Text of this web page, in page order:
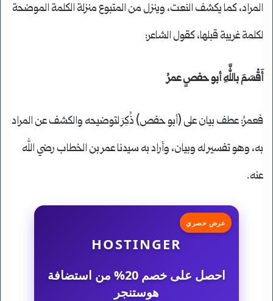
المراد، كما يكشف النعت، وينزل من المتبوع منزلة الكلمة الموضحة
لكلمة غريبة قبلها، كقول الشاعر:
أَقْسَمَ باللَّهِ أبو حفصٍ عمرُ
فعمرُ: عطف بيان على (أبو حفص) ذُكِرَ لتوضيحه والكشف عن المراد
به، وهو تفسير له وبيان، وأراد به سيدنا عمر بن الخطاب رضي الله
عنه.
عرض حصري
HOSTINGER
احصل على خصم 20% من استضافة
هوستنجر